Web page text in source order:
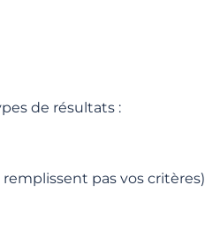
« Inscription », …
de résultats :
pas vos critères)